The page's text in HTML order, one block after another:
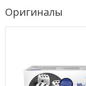
Оригиналы